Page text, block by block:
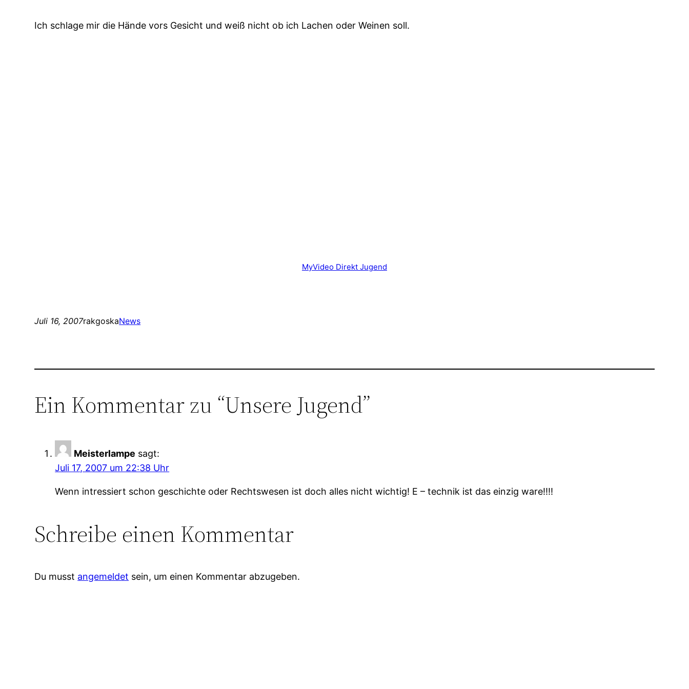
Ich schlage mir die Hände vors Gesicht und weiß nicht ob ich Lachen oder Weinen soll.
MyVideo Direkt Jugend
Juli 16, 2007rakgoskaNews
Ein Kommentar zu “Unsere Jugend”
Meisterlampe sagt:
Juli 17, 2007 um 22:38 Uhr
Wenn intressiert schon geschichte oder Rechtswesen ist doch alles nicht wichtig! E – technik ist das einzig ware!!!!
Schreibe einen Kommentar
Du musst angemeldet sein, um einen Kommentar abzugeben.